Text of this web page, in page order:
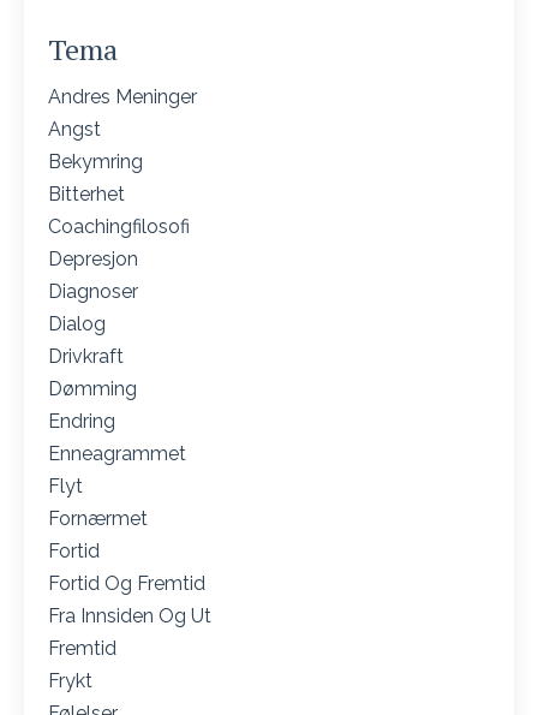
Tema
Andres Meninger
Angst
Bekymring
Bitterhet
Coachingfilosofi
Depresjon
Diagnoser
Dialog
Drivkraft
Dømming
Endring
Enneagrammet
Flyt
Fornærmet
Fortid
Fortid Og Fremtid
Fra Innsiden Og Ut
Fremtid
Frykt